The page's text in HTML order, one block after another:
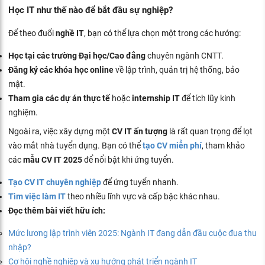
Học IT như thế nào để bắt đầu sự nghiệp?
Để theo đuổinghề IT, bạn có thể lựa chọn một trong các hướng:
Học tại các trường Đại học/Cao đẳngchuyên ngành CNTT.
Đăng ký các khóa học onlinevề lập trình, quản trị hệ thống, bảo
mật.
Tham gia các dự án thực tế hoặcinternship ITđể tích lũy kinh
nghiệm.
Ngoài ra, việc xây dựng một CV IT ấn tượng là rất quan trọng để lọt
vào mắt nhà tuyển dụng. Bạn có thểtạo CV miễn phí, tham khảo
cácmẫu CV IT 2025để nổi bật khi ứng tuyển.
Tạo CV IT chuyên nghiệpđể ứng tuyển nhanh.
Tìm việc làm ITtheo nhiều lĩnh vực và cấp bậc khác nhau.
Đọc thêm bài viết hữu ích:
Mức lương lập trình viên 2025: Ngành IT đang dẫn đầu cuộc đua thu
nhập?
Cơ hội nghề nghiệp và xu hướng phát triển ngành IT